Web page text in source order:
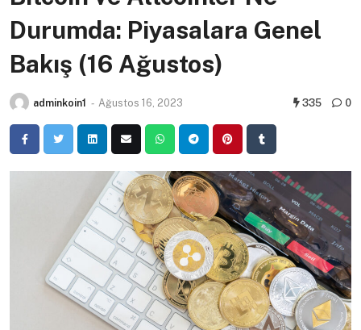
Durumda: Piyasalara Genel
Bakış (16 Ağustos)
adminkoin1 - Ağustos 16, 2023 335 0